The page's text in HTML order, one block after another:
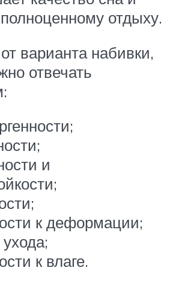
отдыху.
варианта набивки,
отвечать
и
к деформации;
к влаге.